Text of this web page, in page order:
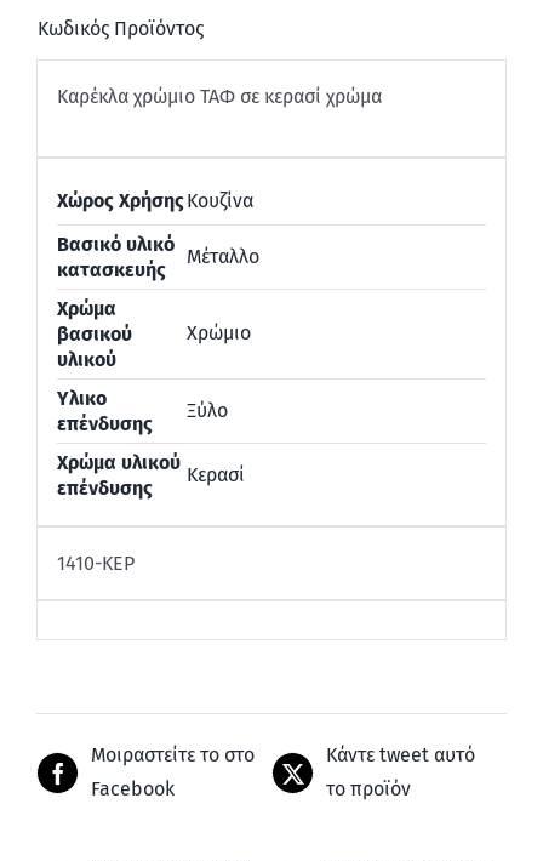
Κωδικός Προϊόντος
Καρέκλα χρώμιο ΤΑΦ σε κερασί χρώμα
Χώρος ΧρήσηςΚουζίνα
Βασικό υλικό
κατασκευής
Μέταλλο
Χρώμα
βασικού
υλικού
Χρώμιο
Υλικο
επένδυσης
Ξύλο
Χρώμα υλικού
επένδυσης
Κερασί
1410-ΚΕΡ
Μοιραστείτε το στο
Facebook
Κάντε tweet αυτό
το προϊόν